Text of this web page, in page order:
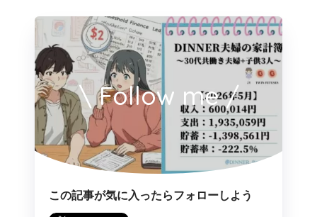
\ Follow me /
この記事が気に入ったらフォローしよう